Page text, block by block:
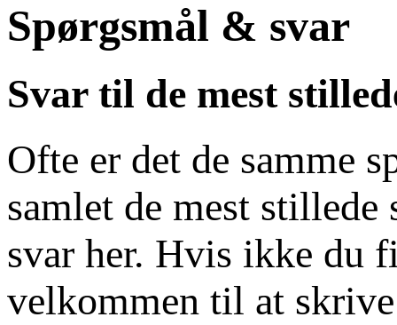
Spørgsmål & svar
Svar til de mest
Ofte er det de samme
samlet de mest stillede
svar her. Hvis ikke du
velkommen til at